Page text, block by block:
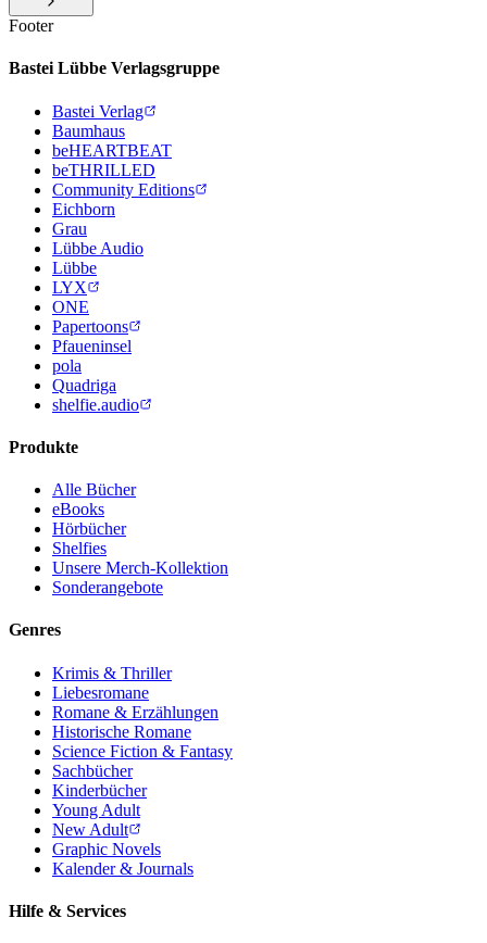
Footer
Bastei Lübbe Verlagsgruppe
Bastei Verlag
Baumhaus
beHEARTBEAT
beTHRILLED
Community Editions
Eichborn
Grau
Lübbe Audio
Lübbe
LYX
ONE
Papertoons
Pfaueninsel
pola
Quadriga
shelfie.audio
Produkte
Alle Bücher
eBooks
Hörbücher
Shelfies
Unsere Merch-Kollektion
Sonderangebote
Genres
Krimis & Thriller
Liebesromane
Romane & Erzählungen
Historische Romane
Science Fiction & Fantasy
Sachbücher
Kinderbücher
Young Adult
New Adult
Graphic Novels
Kalender & Journals
Hilfe & Services